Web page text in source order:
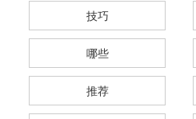
技巧
哪些
推荐